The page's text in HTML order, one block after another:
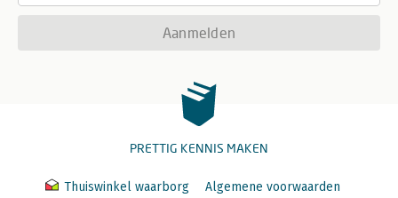
Aanmelden
PRETTIG KENNIS MAKEN
Thuiswinkel waarborg Algemene voorwaarden